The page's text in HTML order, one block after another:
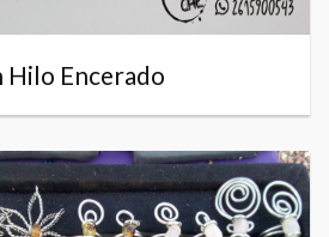
Hilo Encerado